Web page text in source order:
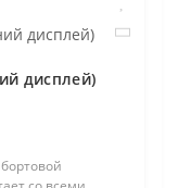
дисплей)